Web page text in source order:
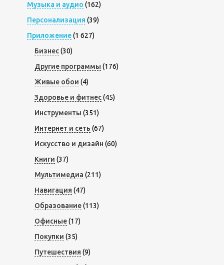
Музыка и аудио (162)
Персонализация (39)
Приложение(1 627)
Бизнес(30)
Другие программы (176)
Живые обои (4)
Здоровье и фитнес(45)
Инструменты (351)
Интернет и сеть (67)
Искусство и дизайн (60)
Книги (37)
Мультимедиа (211)
Навигация (47)
Образование(113)
Офисные(17)
Покупки (35)
Путешествия (9)